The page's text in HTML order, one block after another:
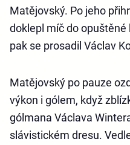
Matějovský. Po jeho
doklepl míč do
pak se prosadil Václav
Matějovský po pauze
výkon i gólem, když
gólmana Václava
slávistickém dresu.